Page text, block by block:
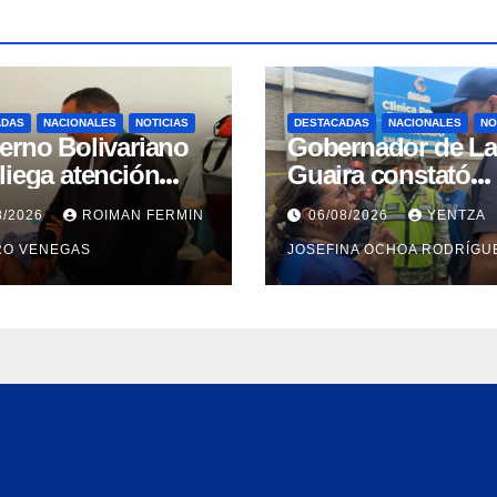
NACIONALES NOTICIAS
Bolivariano
atención
para personas
en
de La
2026 ROIMAN FERMIN
VENEGAS
DESTACADAS NACIONALES
Gobernador de La
Guaira constató
avances en la
rehabilitación del
Hospitalito de
Mar
06/08/2026 YENTZA
JOSEFINA OCHOA